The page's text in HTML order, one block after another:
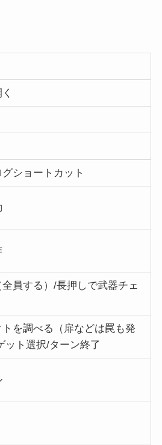
ショートカット
全員する）/長押しで武器チェ
を調べる（扉などは罠も発
ット選択/ターン終了